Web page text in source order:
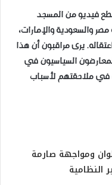
فيديو من المسجد
والسعودية والإمارات،
يرى مراقبون أن هذا
السياسيون في
في ملاحقتهم لأسباب
ومواجهة صارمة
النظامية